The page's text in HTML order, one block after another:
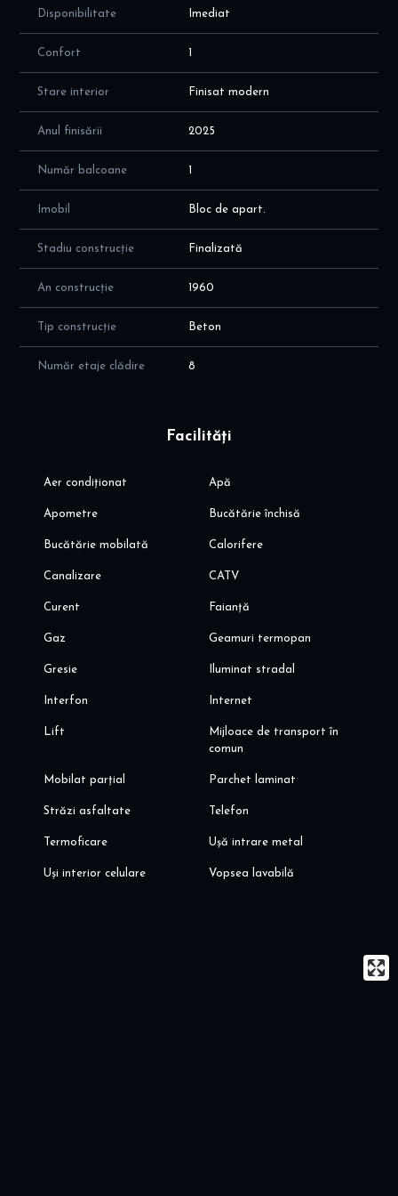
Disponibilitate Imediat
Confort 1
Stare interior Finisat modern
Anul finisării 2025
Număr balcoane 1
Imobil Bloc de apart.
Stadiu construcție Finalizată
An construcție 1960
Tip construcție Beton
Număr etaje clădire 8
Facilități
Aer condiționat Apă
Apometre Bucătărie închisă
Bucătărie mobilată Calorifere
Canalizare CATV
Curent Faianță
Gaz Geamuri termopan
Gresie Iluminat stradal
Interfon Internet
Lift
Mijloace de transport în
comun
Mobilat parțial Parchet laminat
Străzi asfaltate Telefon
Termoficare Ușă intrare metal
Uși interior celulare Vopsea lavabilă